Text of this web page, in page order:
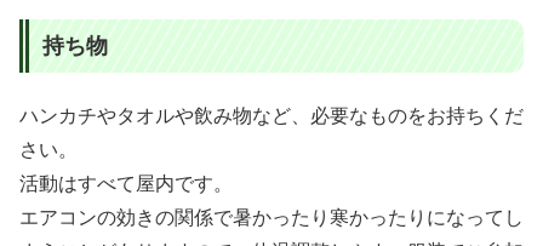
持ち物
ハンカチやタオルや飲み物など、必要なものをお持ちくだ
さい。
活動はすべて屋内です。
エアコンの効きの関係で暑かったり寒かったりになってし